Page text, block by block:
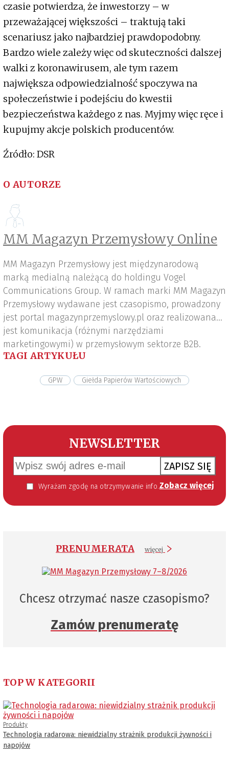
czasie potwierdza, że inwestorzy – w
przeważającej większości – traktują taki
scenariusz jako najbardziej prawdopodobny.
Bardzo wiele zależy więc od skuteczności dalszej
walki z koronawirusem, ale tym razem
największa odpowiedzialność spoczywa na
społeczeństwie i podejściu do kwestii
bezpieczeństwa każdego z nas. Myjmy więc ręce i
kupujmy akcje polskich producentów.
Źródło: DSR
O AUTORZE
MM Magazyn Przemysłowy Online
MM Magazyn Przemysłowy jest międzynarodową
marką medialną należącą do holdingu Vogel
Communications Group. W ramach marki MM Magazyn
Przemysłowy wydawane jest czasopismo, prowadzony
jest portal magazynprzemyslowy.pl oraz realizowana
jest komunikacja (różnymi narzędziami
marketingowymi) w przemysłowym sektorze B2B.
TAGI ARTYKUŁU
GPW Giełda Papierów Wartościowych
NEWSLETTER
ZAPISZ SIĘ
Wyrażam zgodę na otrzymywanie informacji handlowej kierowanej do mnie za pomocą środków komunikacji elektronicznej w szczególności poczty elektronicznej zgodnie z przepisem art. 10 ust 2 ustawy z dnia 18 lipca 2002 roku o świadczeniu usług drogą elektroniczną (Dz. U. 144 z 2002 r. poz. 1204). Zgoda jest dobrowolna, jednak jej wyrażenie jest konieczne, aby otrzymywać newsletter. Zobacz więcej
PRENUMERATA więcej
Chcesz otrzymać nasze czasopismo?
Zamów prenumeratę
TOP W KATEGORII
Produkty
Technologia radarowa: niewidzialny strażnik produkcji żywności i
napojów